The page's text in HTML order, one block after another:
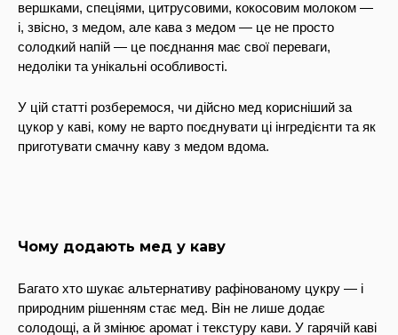
вершками, спеціями, цитрусовими, кокосовим молоком —
і, звісно, з медом, але кава з медом — це не просто
солодкий напій — це поєднання має свої переваги,
недоліки та унікальні особливості.
У цій статті розберемося, чи дійсно мед корисніший за
цукор у каві, кому не варто поєднувати ці інгредієнти та як
приготувати смачну каву з медом вдома.
Чому додають мед у каву
Багато хто шукає альтернативу рафінованому цукру — і
природним рішенням стає мед. Він не лише додає
солодощі, а й змінює аромат і текстуру кави. У гарячій каві